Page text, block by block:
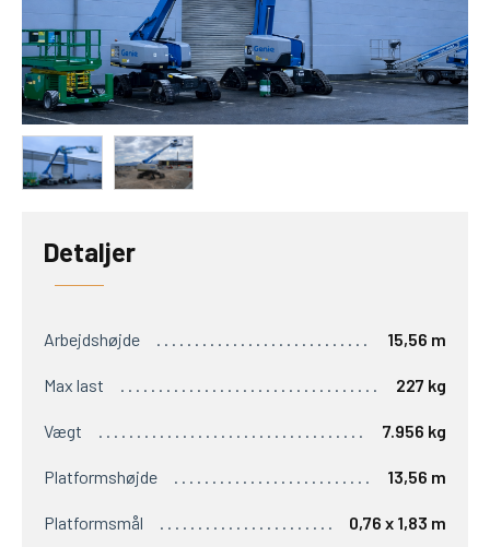
Detaljer
Arbejdshøjde 15,56 m
Max last 227 kg
Vægt 7.956 kg
Platformshøjde 13,56 m
Platformsmål 0,76 x 1,83 m